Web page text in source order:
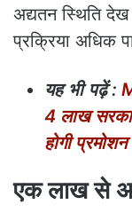
अद्यतन स्थिति
प्रक्रिया अधिक
यह भी पढ़ें:
4 लाख
होगी
एक लाख से